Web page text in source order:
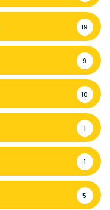
19
9
10
1
1
5